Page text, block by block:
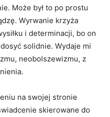
Może był to po prostu
Wyrwanie krzyża
i determinacji, bo on
solidnie. Wydaje mi
neobolszewizmu, z
na swojej stronie
skierowane do